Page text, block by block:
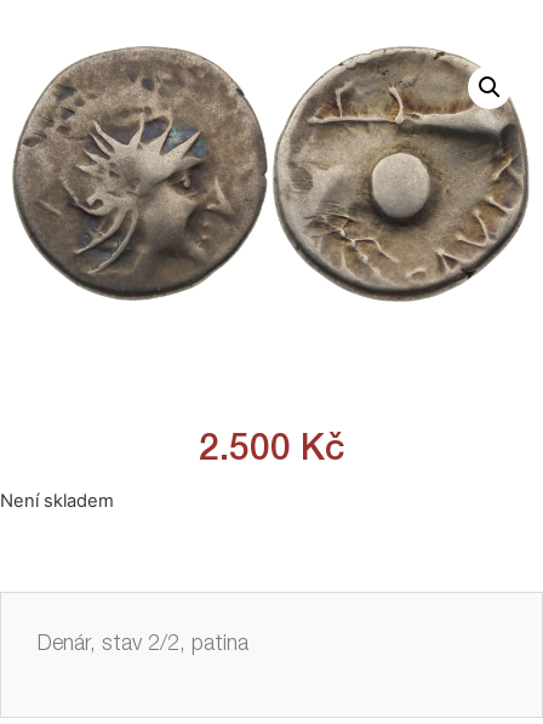
2.500 Kč
Není skladem
Denár, stav 2/2, patina